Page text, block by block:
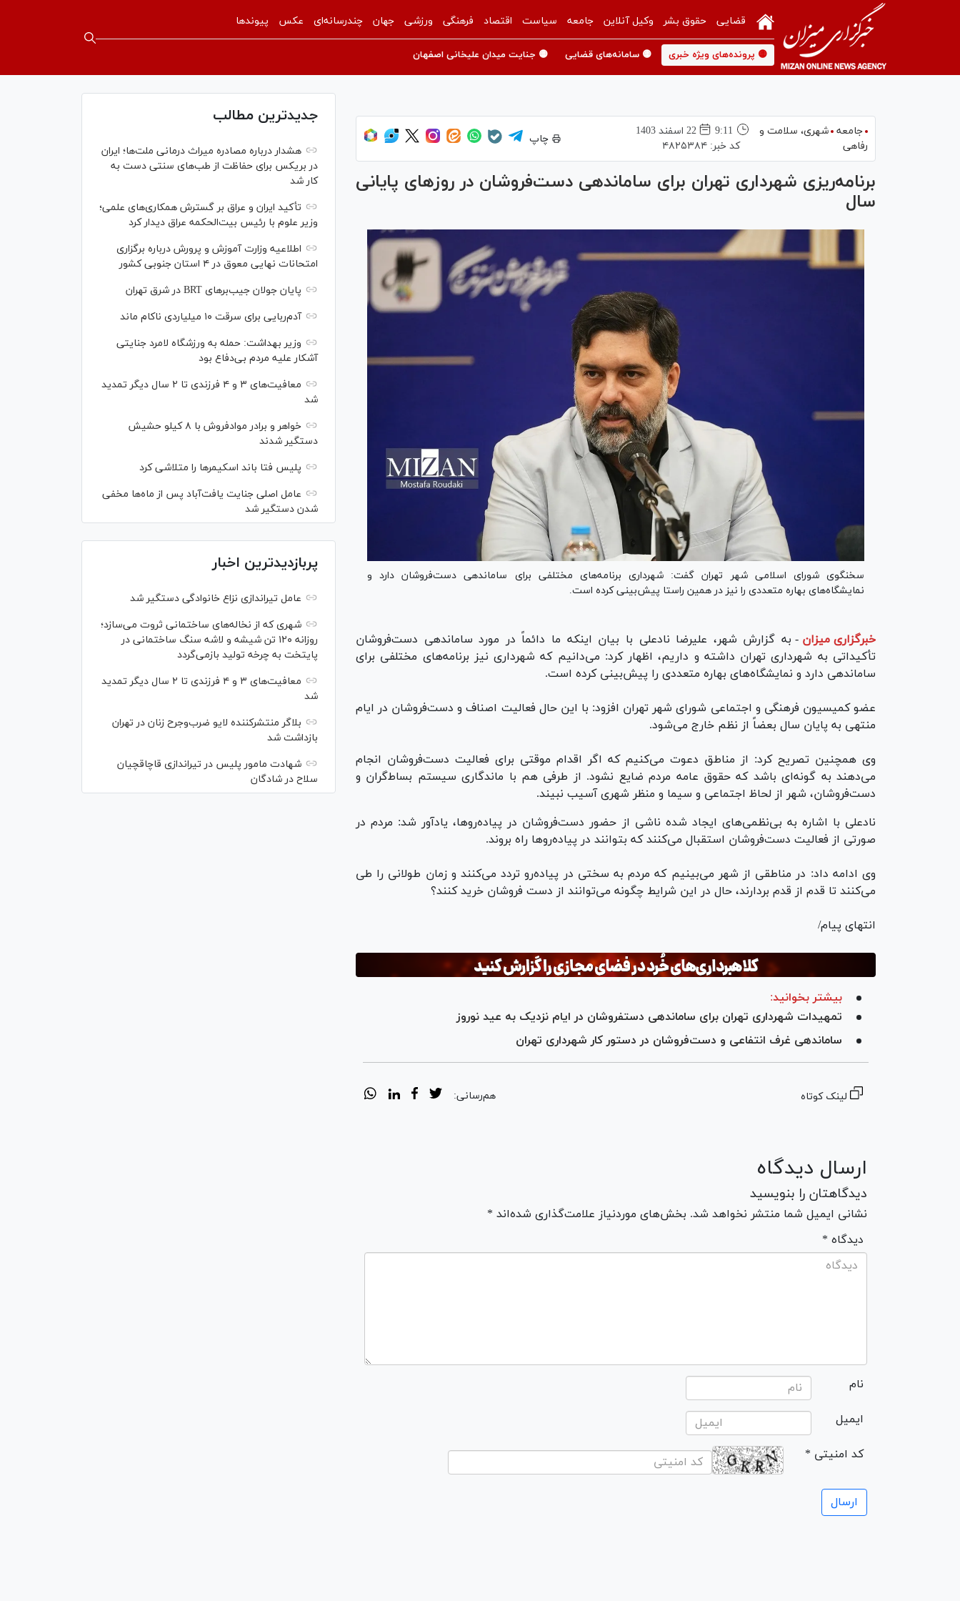
قضایی حقوق بشر وکیل آنلاین جامعه سیاست اقتصاد فرهنگی ورزشی جهان چندرسانه‌ای عکس پیوندها
🟡 پرونده‌های ویژه خبری 🟡 سامانه‌های قضایی 🟡 جنایت میدان علیخانی اصفهان
جامعه شهری،‌ سلامت و
رفاهی
9:11
22 اسفند 1403
کد خبر:۴۸۲۵۳۸۴
چاپ
برنامه‌ریزی شهرداری تهران برای ساماندهی دست‌فروشان در روز‌های پایانی
سال
سخنگوی شورای اسلامی شهر تهران گفت: شهرداری برنامه‌های مختلفی برای ساماندهی دست‌فروشان دارد و
نمایشگاه‌های بهاره متعددی را نیز در همین راستا پیش‌بینی کرده است.
خبرگزاری میزان - به گزارش شهر، علیرضا نادعلی با بیان اینکه ما دائماً در مورد ساماندهی دست‌فروشان
تأکیداتی به شهرداری تهران داشته و داریم، اظهار کرد: می‌دانیم که شهرداری نیز برنامه‌های مختلفی برای
ساماندهی دارد و نمایشگاه‌های بهاره متعددی را پیش‌بینی کرده است.
عضو کمیسیون فرهنگی و اجتماعی شورای شهر تهران افزود: با این حال فعالیت اصناف و دست‌فروشان در ایام
منتهی به پایان سال بعضاً از نظم خارج می‌شود.
وی همچنین تصریح کرد: از مناطق دعوت می‌کنیم که اگر اقدام موقتی برای فعالیت دست‌فروشان انجام
می‌دهند به گونه‌ای باشد که حقوق عامه مردم ضایع نشود. از طرفی هم با ماندگاری سیستم بساط‌گران و
دست‌فروشان، شهر از لحاظ اجتماعی و سیما و منظر شهری آسیب نبیند.
نادعلی با اشاره به بی‌نظمی‌های ایجاد شده ناشی از حضور دست‌فروشان در پیاده‌روها، یادآور شد: مردم در
صورتی از فعالیت دست‌فروشان استقبال می‌کنند که بتوانند در پیاده‌رو‌ها راه بروند.
وی ادامه داد: در مناطقی از شهر می‌بینیم که مردم به سختی در پیاده‌رو تردد می‌کنند و زمان طولانی را طی
می‌کنند تا قدم از قدم بردارند، حال در این شرایط چگونه می‌توانند از دست فروشان خرید کنند؟
انتهای پیام/
بیشتر بخوانید:
تمهیدات شهرداری تهران برای ساماندهی دستفروشان در ایام نزدیک به عید نوروز
ساماندهی غرف انتفاعی و دست‌فروشان در دستور کار شهرداری تهران
لینک کوتاه هم‌رسانی:
ارسال دیدگاه
دیدگاهتان را بنویسید
نشانی ایمیل شما منتشر نخواهد شد. بخش‌های موردنیاز علامت‌گذاری شده‌اند *
* دیدگاه
نام
ایمیل
* کد امنیتی
جدیدترین مطالب
هشدار درباره مصادره میراث درمانی ملت‌ها؛ ایران
در بریکس برای حفاظت از طب‌های سنتی دست به
کار شد
تأکید ایران و عراق بر گسترش همکاری‌های علمی؛
وزیر علوم با رئیس بیت‌الحکمه عراق دیدار کرد
اطلاعیه وزارت آموزش و پرورش درباره برگزاری
امتحانات نهایی معوق در ۴ استان جنوبی کشور
پایان جولان جیب‌بر‌های BRT در شرق تهران
آدم‌ربایی برای سرقت ۱۰ میلیاردی ناکام ماند
وزیر بهداشت: حمله به ورزشگاه لامرد جنایتی
آشکار علیه مردم بی‌دفاع بود
معافیت‌های ۳ و ۴ فرزندی تا ۲ سال دیگر تمدید
شد
خواهر و برادر موادفروش با ۸ کیلو حشیش
دستگیر شدند
پلیس فتا باند اسکیمر‌ها را متلاشی کرد
عامل اصلی جنایت یافت‌آباد پس از ماه‌ها مخفی
شدن دستگیر شد
پربازدیدترین اخبار
عامل تیراندازی نزاع خانوادگی دستگیر شد
شهری که از نخاله‌های ساختمانی ثروت می‌سازد؛
روزانه ۱۲۰ تن شیشه و لاشه سنگ ساختمانی در
پایتخت به چرخه تولید بازمی‌گردد
معافیت‌های ۳ و ۴ فرزندی تا ۲ سال دیگر تمدید
شد
بلاگر منتشرکننده لایو ضرب‌وجرح زنان در تهران
بازداشت شد
شهادت مامور پلیس در تیراندازی قاچاقچیان
سلاح در شادگان